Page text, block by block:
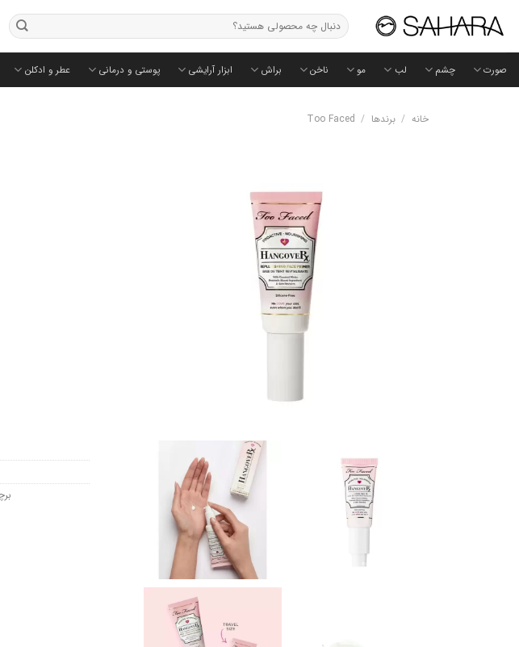
جستجو
برای:
صورت چشم لب مو ناخن براش ابزار آرایشی پوستی و درمانی عطر و ادکلن
خانه / برندها /
Too Faced